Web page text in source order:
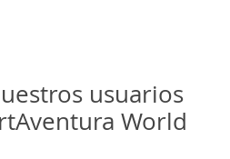
usuarios
World